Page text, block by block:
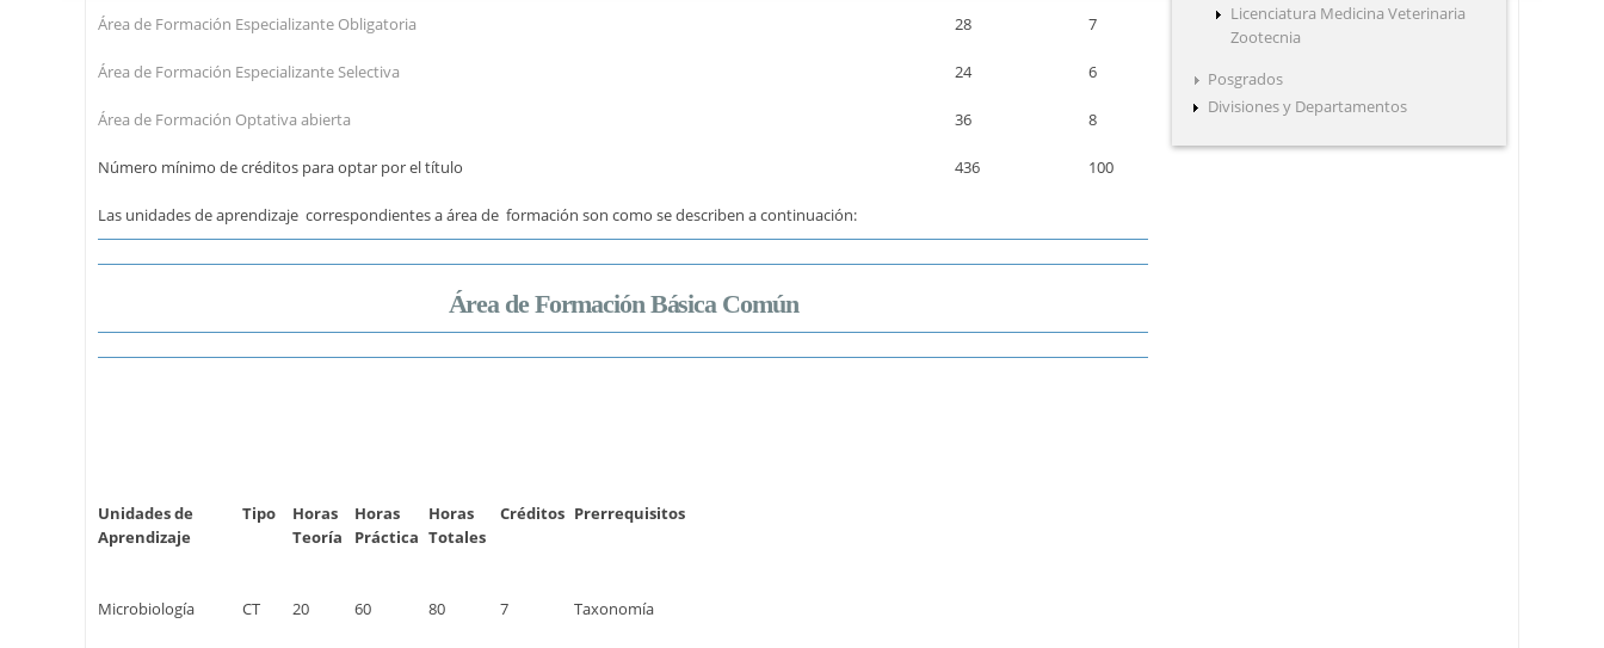
Área de Formación Especializante Obligatoria 28 7
Área de Formación Especializante Selectiva 24 6
Área de Formación Optativa abierta 36 8
Número mínimo de créditos para optar por el título 436 100
Las unidades de aprendizaje correspondientes a área de formación son como se describen a continuación:
Área de Formación Básica Común
Unidades de
Aprendizaje
Tipo
Horas
Teoría
Horas
Práctica
Horas
Totales
Créditos Prerrequisitos
Microbiología CT 20 60 80 7 Taxonomía
Licenciatura Medicina Veterinaria
Zootecnia
Posgrados
Divisiones y Departamentos